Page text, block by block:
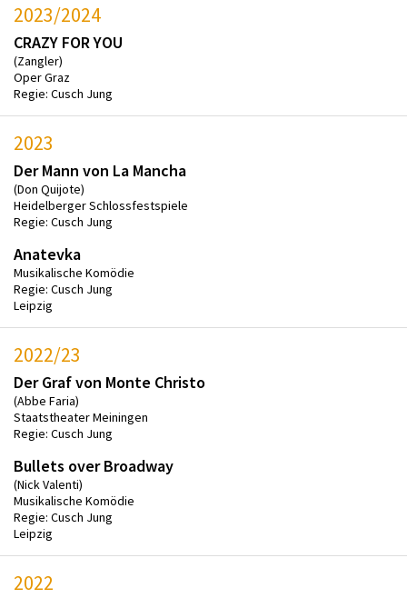
2023/2024
CRAZY FOR YOU
(Zangler)
Oper Graz
Regie: Cusch Jung
2023
Der Mann von La Mancha
(Don Quijote)
Heidelberger Schlossfestspiele
Regie: Cusch Jung
Anatevka
Musikalische Komödie
Regie: Cusch Jung
Leipzig
2022/23
Der Graf von Monte Christo
(Abbe Faria)
Staatstheater Meiningen
Regie: Cusch Jung
Bullets over Broadway
(Nick Valenti)
Musikalische Komödie
Regie: Cusch Jung
Leipzig
2022